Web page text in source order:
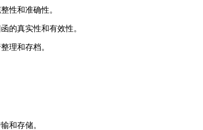
性和准确性。
的真实性和有效性。
理和存档。
和存储。